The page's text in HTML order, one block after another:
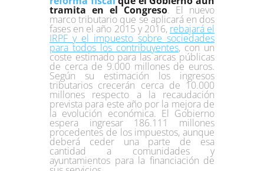
tramita en el Congreso. El nuevo
marco tributario que se aplicará en dos
fases en el año 2015 y 2016, rebajará el
IRPF y el impuesto sobre sociedades
para todos los contribuyentes, con un
coste estimado para las arcas públicas
de cerca de 9.000 millones de euros.
Según su estimación los ingresos
tributarios crecerán cerca de 10.000
millones respecto a la recaudación
prevista para este año por la mejora de
la evolución económica. El Gobierno
espera ingresar 186.111 millones
procedentes de los impuestos, aunque
deberá ceder una parte de esa
cantidad a comunidades y
ayuntamientos para la financiación de